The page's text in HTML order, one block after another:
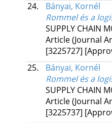
24.
Bányai, Kornél
Rommel és a
SUPPLY CHAIN
Article (Journal
[3225727]
25.
Bányai, Kornél
Rommel és a
SUPPLY CHAIN
Article (Journal
[3225737]